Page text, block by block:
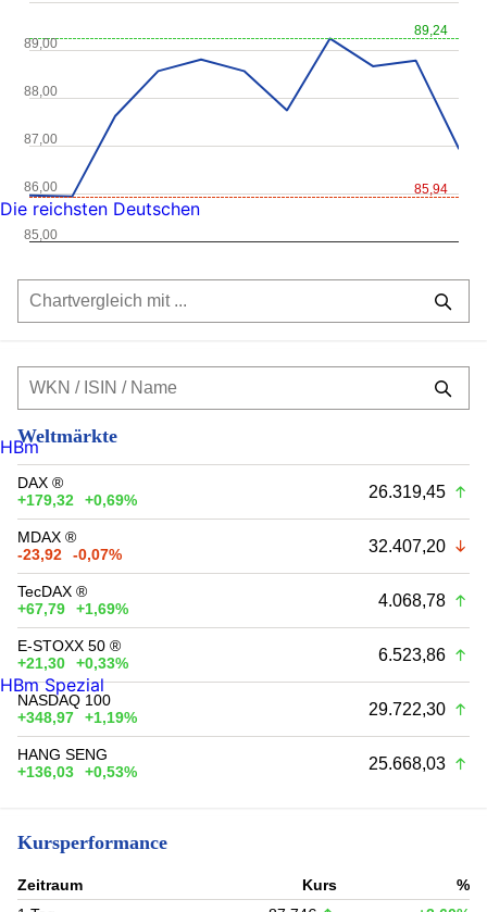
89,24
85,94
85,00
86,00
87,00
88,00
89,00
Weltmärkte
DAX ®
+179,32
+0,69% 26.319,45
MDAX ®
-23,92
-0,07% 32.407,20
TecDAX ®
+67,79
+1,69% 4.068,78
E-STOXX 50 ®
+21,30
+0,33% 6.523,86
NASDAQ 100
+348,97
+1,19% 29.722,30
HANG SENG
+136,03
+0,53% 25.668,03
Kursperformance
Zeitraum Kurs
%
Die reichsten Deutschen
HBm
HBm Spezial